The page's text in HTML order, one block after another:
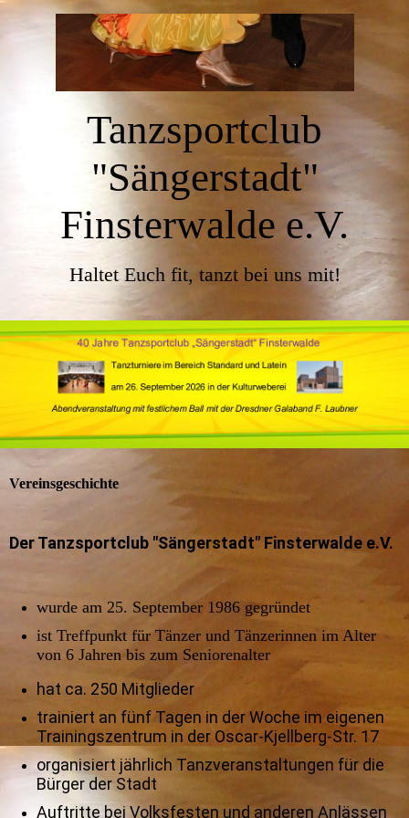
Tanzsportclub
"Sängerstadt"
Finsterwalde e.V.
Haltet Euch fit, tanzt bei uns mit!
Vereinsgeschichte
Der Tanzsportclub "Sängerstadt" Finsterwalde e.V.
wurde am 25. September 1986 gegründet
ist Treffpunkt für Tänzer und Tänzerinnen im Alter
von 6 Jahren bis zum Seniorenalter
hat ca. 250 Mitglieder
trainiert an fünf Tagen in der Woche im eigenen
Trainingszentrum in der Oscar-Kjellberg-Str. 17
organisiert jährlich Tanzveranstaltungen für die
Bürger der Stadt
Auftritte bei Volksfesten und anderen Anlässen